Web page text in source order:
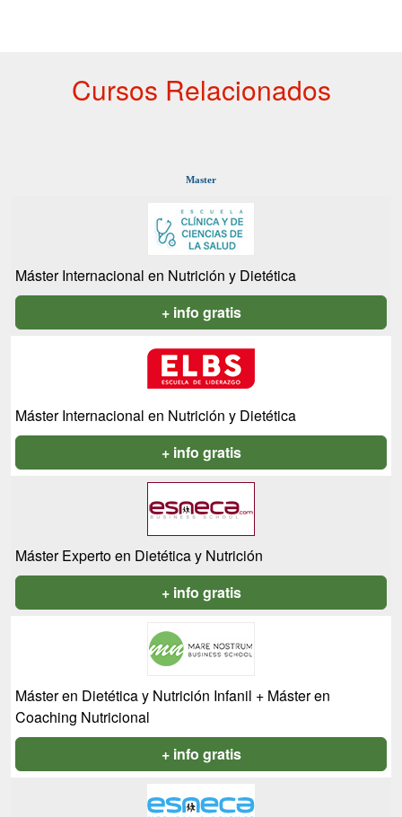
Cursos Relacionados
Master
Máster Internacional en Nutrición y Dietética
+ info gratis
Máster Internacional en Nutrición y Dietética
+ info gratis
Máster Experto en Dietética y Nutrición
+ info gratis
Máster en Dietética y Nutrición Infanil + Máster en
Coaching Nutricional
+ info gratis